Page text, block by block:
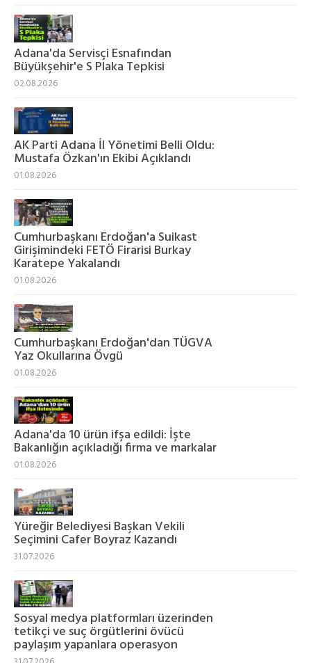
Adana'da Servisçi Esnafından
Büyükşehir'e S Plaka Tepkisi
02.08.2026
AK Parti Adana İl Yönetimi Belli Oldu:
Mustafa Özkan'ın Ekibi Açıklandı
01.08.2026
Cumhurbaşkanı Erdoğan'a Suikast
Girişimindeki FETÖ Firarisi Burkay
Karatepe Yakalandı
01.08.2026
Cumhurbaşkanı Erdoğan'dan TÜGVA
Yaz Okullarına Övgü
01.08.2026
Adana'da 10 ürün ifşa edildi: İşte
Bakanlığın açıkladığı firma ve markalar
01.08.2026
Yüreğir Belediyesi Başkan Vekili
Seçimini Cafer Boyraz Kazandı
31.07.2026
Sosyal medya platformları üzerinden
tetikçi ve suç örgütlerini övücü
paylaşım yapanlara operasyon